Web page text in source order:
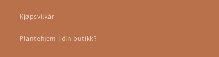
Kjøpsvilkår
Plantehjem i din butikk?